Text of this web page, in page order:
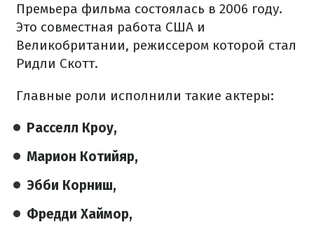
Премьера фильма состоялась в 2006 году.
Это совместная работа США и
Великобритании, режиссером которой стал
Ридли Скотт.
Главные роли исполнили такие актеры:
Расселл Кроу,
Марион Котийяр,
Эбби Корниш,
Фредди Хаймор,